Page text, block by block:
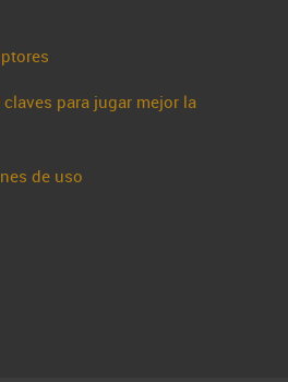
para jugar mejor la
de uso